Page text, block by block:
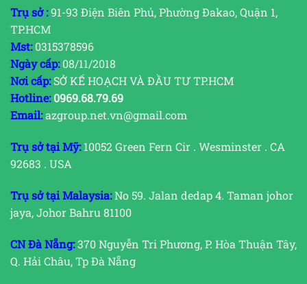
Trụ sở :91-93 Điện Biên Phủ, Phường Đakao, Quận 1,
TP.HCM
Mst:0315378596
Ngày cấp:08/11/2018
Nơi cấp:SỞ KẾ HOẠCH VÀ ĐẦU TƯ TP.HCM
Hotline: 0969.68.79.69
Email:azgroup.net.vn@gmail.com
Trụ sở tại Mỹ:10052 Green Fern Cir . Wesminster . CA
92683 . USA
Trụ sở tại Malaysia:No 59. Jalan dedap 4. Taman johor
jaya, Johor Bahru 81100
CN Đà Nẵng:370 Nguyễn Tri Phương, P. Hòa Thuận Tây,
Q. Hải Châu, Tp Đà Nẵng